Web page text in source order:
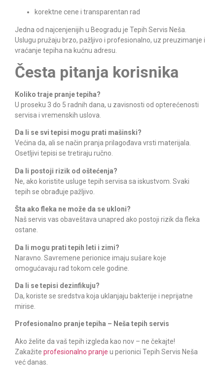
korektne cene i transparentan rad
Jedna od najcenjenijih u Beogradu je Tepih Servis Neša
Uslugu pružaju brzo, pažljivo i profesionalno, uz preuzimanje i
vraćanje tepiha na kućnu adresu.
Česta pitanja korisnika
Koliko traje pranje tepiha?
U proseku 3 do 5 radnih dana, u zavisnosti od opterećenosti
servisa i vremenskih uslova.
Da li se svi tepisi mogu prati mašinski?
Većina da, ali se način pranja prilagođava vrsti materijala.
Osetljivi tepisi se tretiraju ručno.
Da li postoji rizik od oštećenja?
Ne, ako koristite usluge tepih servisa sa iskustvom. Svaki
tepih se obrađuje pažljivo.
Šta ako fleka ne može da se ukloni?
Naš servis vas obaveštava unapred ako postoji rizik da fleka
ostane.
Da li mogu prati tepih leti i zimi?
Naravno. Savremene perionice imaju sušare koje
omogućavaju rad tokom cele godine.
Da li se tepisi dezinfikuju?
Da, koriste se sredstva koja uklanjaju bakterije i neprijatne
mirise.
Profesionalno pranje tepiha – Neša tepih servis
Ako želite da vaš tepih izgleda kao nov – ne čekajte!
Zakažite profesionalno pranje u perionici Tepih Servis Neša
već danas.